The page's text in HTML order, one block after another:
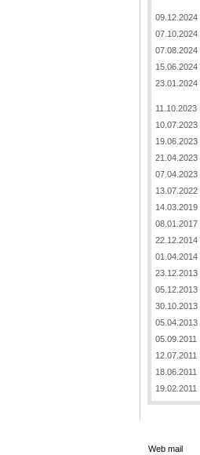
09.12.2024
07.10.2024
07.08.2024
15.06.2024
23.01.2024
11.10.2023
10.07.2023
19.06.2023
21.04.2023
07.04.2023
13.07.2022
14.03.2019
08.01.2017
22.12.2014
01.04.2014
23.12.2013
05.12.2013
30.10.2013
05.04.2013
05.09.2011
12.07.2011
18.06.2011
19.02.2011
Web mail